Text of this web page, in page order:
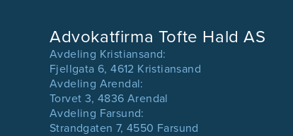
Advokatfirma Tofte Hald AS
Avdeling Kristiansand:
Fjellgata 6, 4612 Kristiansand
Avdeling Arendal:
Torvet 3, 4836 Arendal
Avdeling Farsund:
Strandgaten 7, 4550 Farsund